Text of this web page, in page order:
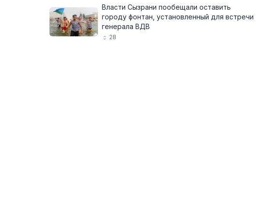
Власти Сызрани пообещали оставить
городу фонтан, установленный для встречи
генерала ВДВ
28